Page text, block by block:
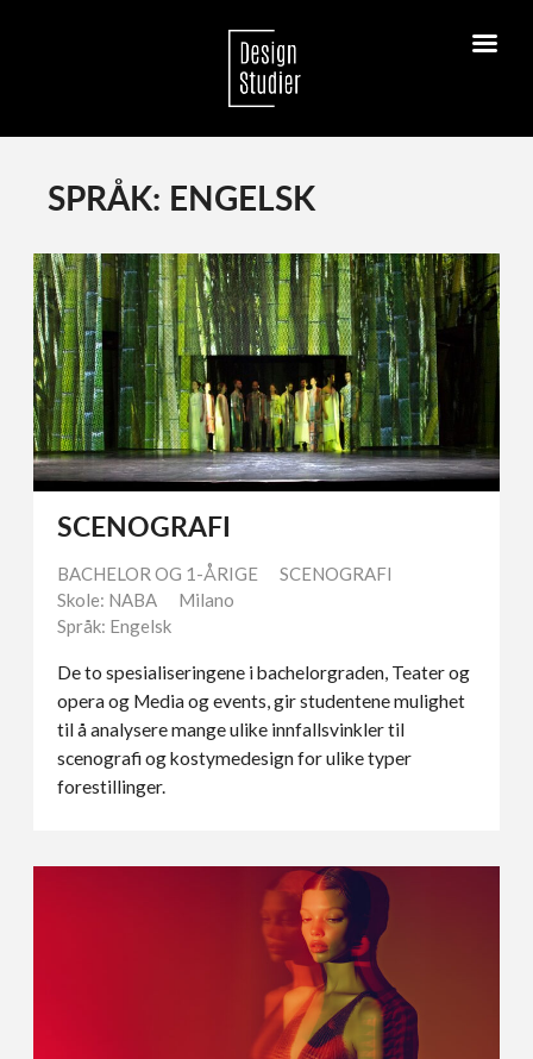
SPRÅK: ENGELSK
SCENOGRAFI
BACHELOR OG 1-ÅRIGE
SCENOGRAFI
Skole: NABA
Milano
Språk: Engelsk
De to spesialiseringene i bachelorgraden, Teater og
opera og Media og events, gir studentene mulighet
til å analysere mange ulike innfallsvinkler til
scenografi og kostymedesign for ulike typer
forestillinger.